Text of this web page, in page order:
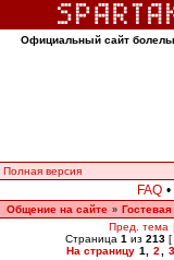
Официальный сайт
Полная версия
FAQ •
Общение на сайте »
Пред. тема |
Страница 1 из 213 [
На страницу 1 2 3